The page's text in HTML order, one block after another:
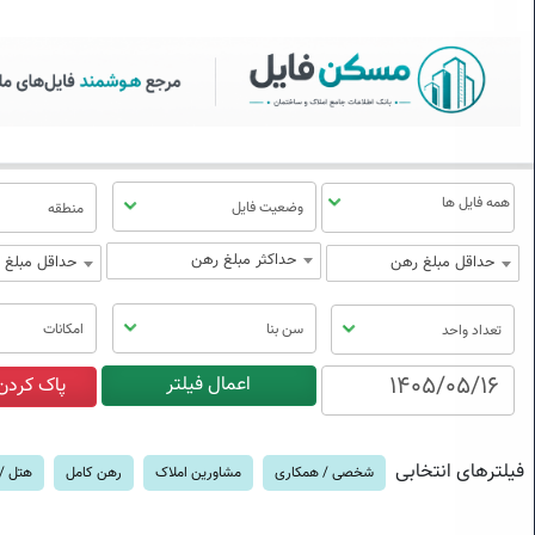
مسکن فایل | خرید، فروش،
منوی
مسکن
وضعیت فایل منطقه
حداقل مبلغ رهن حداکثر مبلغ رهن حداقل مبلغ
تعداد واحد سن بنا امکانات
فیلترهای انتخابی شخصی / همکاری مشاورین املاک رهن کامل هتل /